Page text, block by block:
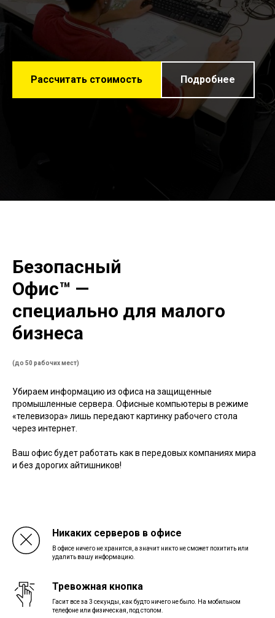
Рассчитать стоимость Подробнее
Безопасный
Офис™ —
специально для малого
бизнеса
(до 50 рабочих мест)
Убираем информацию из офиса на защищенные
промышленные сервера. Офисные компьютеры в режиме
«телевизора» лишь передают картинку рабочего стола
через интернет.
Ваш офис будет работать как в передовых компаниях мира
и без дорогих айтишников!
Никаких серверов в офисе
В офисе ничего не хранится, а значит никто не сможет похитить или
удалить вашу информацию.
Тревожная кнопка
Гасит все за 3 секунды, как будто ничего не было. На мобильном
телефоне или физическая, под столом.